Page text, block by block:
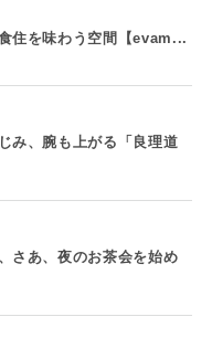
住を味わう空間【evam...
み、腕も上がる「良理道
さあ、夜のお茶会を始め